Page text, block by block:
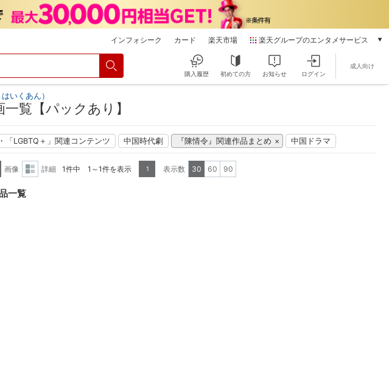
インフォシーク カード 楽天市場 楽天グループのエンタメサービス
本/ゲーム/CD/DVD
雑誌読み放題
動画配信
購入履歴 初めての方 お知らせ ログイン
成人向け
いくあん）
覧【パックあり】
「LGBTQ＋」関連コンテンツ 中国時代劇 『陳情令』関連作品まとめ 中国ドラマ
画像
表示
詳細 1件中 1～1件を表示 1 表示数 30 60 90
一覧